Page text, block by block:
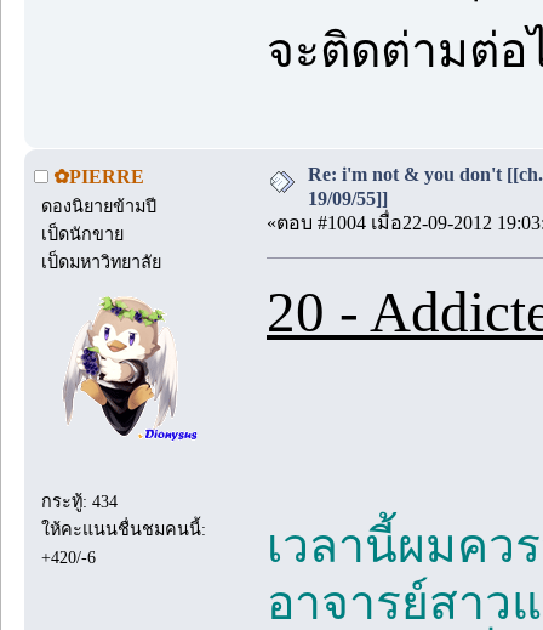
จะติดต่ามต่อ
✿PIERRE
ดองนิยายข้ามปี
เป็ดนักขาย
เป็ดมหาวิทยาลัย
กระทู้: 434
ให้คะแนนชื่นชมคนนี้:
+420/-6
Re: i'm not & you don't
19/09/55]]
«ตอบ #1004 เมื่อ22-09-2012
20 -
เวลานี้ผมคว
อาจารย์สาว